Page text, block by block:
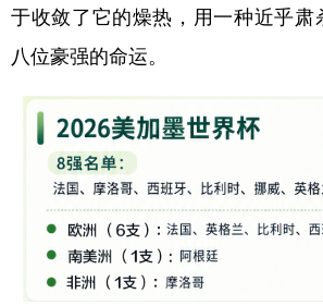
光影贵州 部门之窗 县区直
融媒联播
六盘水 毕节
黔南
地方频道
北京 天津
于收敛了它的燥热，用一种近乎
八位豪强的命运。